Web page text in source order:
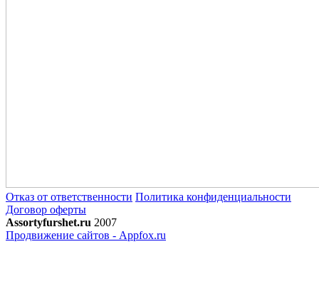
Отказ от ответственности Политика конфиденциальности
Договор оферты
Assortyfurshet.ru 2007
Продвижение сайтов - Appfox.ru